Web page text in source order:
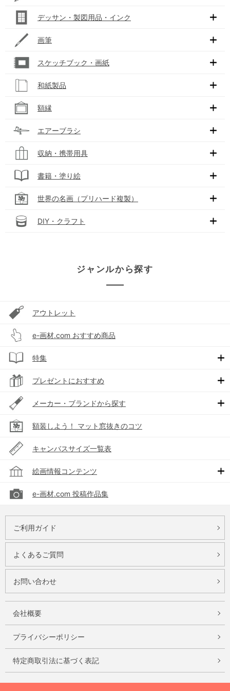
デッサン・製図用品・インク
画筆
スケッチブック・画紙
和紙製品
額縁
エアーブラシ
収納・携帯用具
書籍・塗り絵
世界の名画（プリハード複製）
DIY・クラフト
ジャンルから探す
アウトレット
e-画材.com おすすめ商品
特集
プレゼントにおすすめ
メーカー・ブランドから探す
額装しよう！ マット窓抜きのコツ
キャンバスサイズ一覧表
絵画情報コンテンツ
e-画材.com 投稿作品集
ご利用ガイド
よくあるご質問
お問い合わせ
会社概要
プライバシーポリシー
特定商取引法に基づく表記